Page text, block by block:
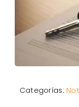
Categorías: